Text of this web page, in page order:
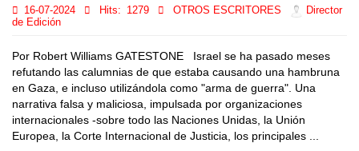
16-07-2024 Hits: 1279 OTROS ESCRITORES
Director
de Edición
Por Robert Williams GATESTONE Israel se ha pasado meses
refutando las calumnias de que estaba causando una hambruna
en Gaza, e incluso utilizándola como "arma de guerra". Una
narrativa falsa y maliciosa, impulsada por organizaciones
internacionales -sobre todo las Naciones Unidas, la Unión
Europea, la Corte Internacional de Justicia, los principales ...